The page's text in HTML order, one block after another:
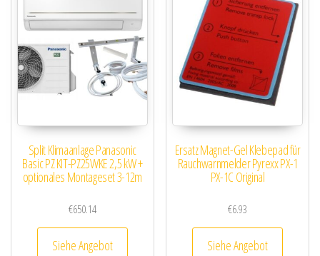
Split Klimaanlage Panasonic
Basic PZ KIT-PZ25WKE 2,5 kW +
optionales Montageset 3-12m
€650.14
Siehe Angebot
Ersatz Magnet-Gel Klebepad für
Rauchwarnmelder Pyrexx PX-1
PX-1C Original
€6.93
Siehe Angebot